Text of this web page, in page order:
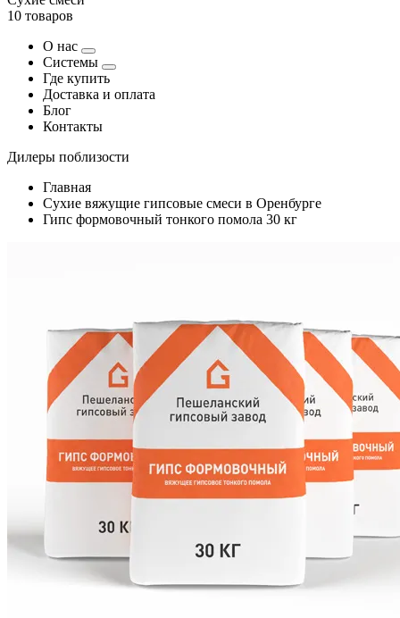
10 товаров
О нас
Системы
Где купить
Доставка и оплата
Блог
Контакты
Дилеры поблизости
Главная
Сухие вяжущие гипсовые смеси в Оренбурге
Гипс формовочный тонкого помола 30 кг